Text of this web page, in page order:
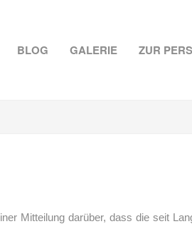
BLOG GALERIE ZUR
Mitteilung darüber, dass die seit